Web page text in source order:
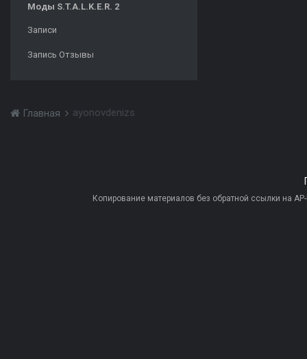
Моды S.T.A.L.K.E.R. 2
Записи
Запись Отзывы
Главная ayonovdenizs
Копирование материалов без обратной ссылки на